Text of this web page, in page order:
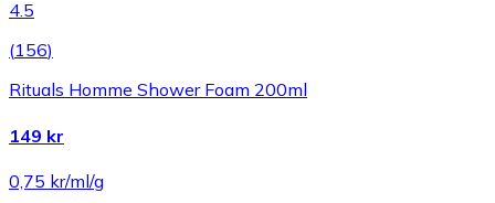
4.5
(156)
Rituals Homme Shower Foam 200ml
149 kr
0,75 kr/ml/g